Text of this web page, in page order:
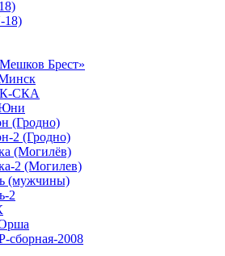
18)
Брест»
СКА
(Гродно)
2 (Гродно)
(Могилёв)
2 (Могилев)
(мужчины)
2
сборная-2008